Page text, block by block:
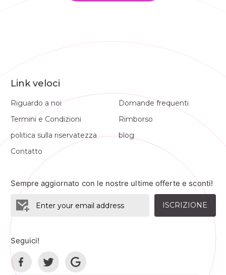
Link veloci
Riguardo a noi
Termini e Condizioni
politica sulla riservatezza
Contatto
Domande frequenti
Rimborso
blog
Sempre aggiornato con le nostre ultime offerte e sconti!
ISCRIZIONE
Seguici!